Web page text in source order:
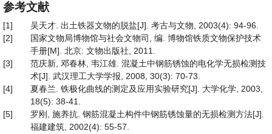
参考文献
[1]
吴天才. 出土铁器文物的脱盐[J]. 考古与文物, 2003(4): 94-96.
[2]
国家文物局博物馆与社会文物司, 编. 博物馆铁质文物保护技术
手册[M]. 北京: 文物出版社, 2011.
[3]
范庆新, 邓春林, 韦江雄. 混凝土中钢筋锈蚀的电化学无损检测技
术[J]. 武汉理工大学学报, 2008, 30(3): 70-73.
[4]
夏春兰. 铁极化曲线的测定及应用实验研究[J]. 大学化学, 2003,
18(5): 38-41.
[5]
罗刚, 施养抗. 钢筋混凝土构件中钢筋锈蚀量的无损检测方法[J].
福建建筑, 2002(4): 55-57.